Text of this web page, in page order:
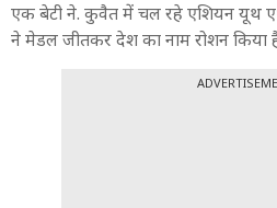
एक बेटी ने. कुवैत में चल रहे एशियन यूथ
ने मेडल जीतकर देश का नाम रोशन किया